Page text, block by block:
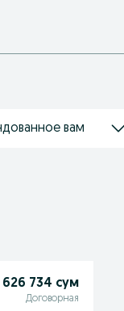
вам
626 734 сум
Договорная